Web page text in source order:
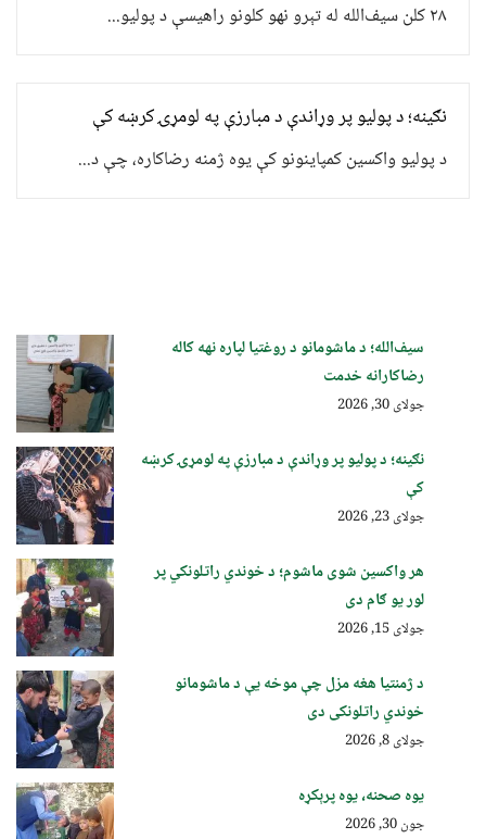
۲۸ کلن سیف‌الله له تېرو نهو کلونو راهیسې د پولیو...
نګینه؛ د پولیو پر وړاندې د مبارزې په لومړۍ کرښه کې
د پولیو واکسین کمپاینونو کې یوه ژمنه رضاکاره، چې د...
سیف‌الله؛ د ماشومانو د روغتیا لپاره نهه کاله
رضاکارانه خدمت
جولای 30, 2026
نګینه؛ د پولیو پر وړاندې د مبارزې په لومړۍ کرښه
کې
جولای 23, 2026
هر واکسین شوی ماشوم؛ د خوندي راتلونکي پر
لور یو ګام دی
جولای 15, 2026
د ژمنتیا هغه مزل چې موخه یې د ماشومانو
خوندي راتلونکی دی
جولای 8, 2026
یوه صحنه، یوه پرېکړه
جون 30, 2026